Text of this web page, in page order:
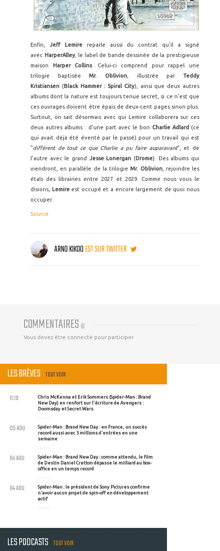
Enfin, Jeff Lemire reparle aussi du contrat qu'il a signé
avec HarperAlley, le label de bande dessinée de la prestigieuse
maison
Harper Collins. Celui-ci comprend pour rappel une
trilogie baptiséeMr. Oblivion , illustrée parTeddy
Kristiansen (Black Hammer : Spiral City), ainsi que deux autres
albums dont la nature est toujours tenue secret, si ce n'est que
ces ouvrages doivent être épais de deux-cent pages sinon plus.
Surtout, on sait désormais avec qui Lemire collaborera sur ces
deux autres albums : d'une part avec le bon Charlie Adlard (ce
qui avait déjà été éventé par le passé) pour un travail qui est
"différent de tout ce que Charlie a pu faire auparavant", et de
l'autre avec le grand Jesse Lonergan (Drome). Des albums qui
viendront, en parallèle de la trilogieMr. Oblivion, rejoindre les
étals des librairies entre 2027 et 2029. Comme nous vous le
disions,
Lemire est occupé et a encore largement de quoi nous
occuper.
Source
ARNO KIKOOEST SUR TWITTER
COMMENTAIRES (0)
Vous devez être connecté pour participer
LES BRÈVES TOUT VOIR
Chris McKenna et Erik Sommers (Spider-Man : Brand
New Day) en renfort sur l'écriture de Avengers :
Doomsday et Secret Wars
11:19
Spider-Man : Brand New Day : en France, un succès
record aussi avec 3 millions d'entrées en une
semaine
05 AOU
Spider-Man : Brand New Day : comme attendu, le film
de Destin Daniel Cretton dépasse le milliard au box-
office en un temps record
04 AOU
Spider-Man : le président de Sony Pictures confirme
n'avoir aucun projet de spin-off en développement
actif
04 AOU
LES PODCASTS TOUT VOIR